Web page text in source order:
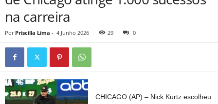
na carreira
Por Priscilla Lima - 4 Junho 2026 29 0
CHICAGO (AP) – Nick Kurtz escolheu